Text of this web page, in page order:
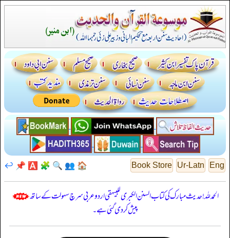
Eng
Ur-Latn
Book Store
🏠
👥
🔍
🧩
🅰️
📌
↩️
الحمدللہ! حدیث مبارک کی کتاب السنن الكبرى للبيهقي اردو عربی سرچ سہولت کے ساتھ
پیش کر دی گئی ہے۔